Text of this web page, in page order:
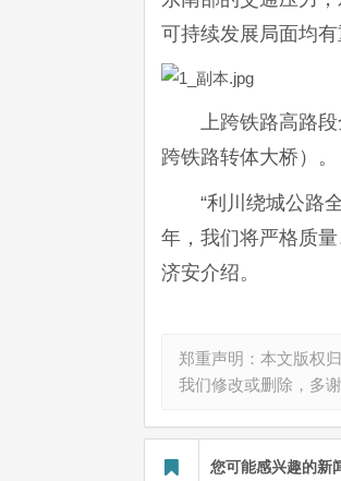
可持续发展局面均有
上跨铁路高路
跨铁路转体大桥）。
“利川绕城公路
年，我们将严格质
济安介绍。
郑重声明：本文版权
我们修改或删除，多谢
您可能感兴趣的新